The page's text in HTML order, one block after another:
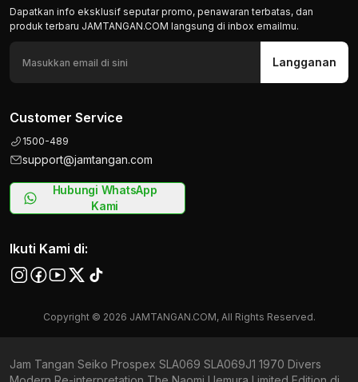
Dapatkan info eksklusif seputar promo, penawaran terbatas, dan
produk terbaru JAMTANGAN.COM langsung di inbox emailmu.
Langganan
Customer Service
1500-489
support@jamtangan.com
Hubungi WhatsApp
Kami
Ikuti Kami di:
Copyright © 2026 JAMTANGAN.COM, All Rights Reserved.
Jam Tangan Seiko Prospex SLA069 SLA069J1 1970 Divers